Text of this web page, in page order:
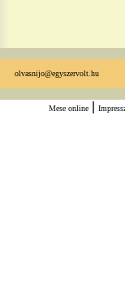
olvasnijo@egyszervolt.hu
Mese online|